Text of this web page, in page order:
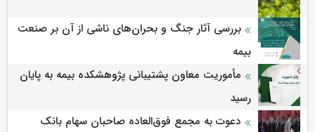
بررسی آثار جنگ و بحران‌های ناشی از آن بر صنعت
بیمه
مأموریت معاون پشتیبانی پژوهشكده بیمه به پایان
رسید
دعوت به مجمع فوق‌العاده صاحبان سهام بانک